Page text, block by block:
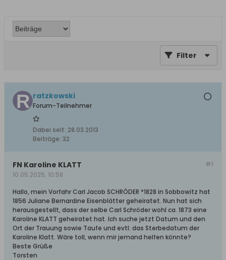
Filter
ratzkowski
Forum-Teilnehmer
Dabei seit: 28.03.2013
Beiträge: 32
#1
FN Karoline KLATT
10.05.2025, 10:58
Hallo, mein Vorfahr Carl Jacob SCHRÖDER *1828 in Sobbowitz hat
1856 Juliane Bernardine Eisenblätter geheiratet. Nun hat sich
herausgestellt, dass der selbe Carl Schröder wohl ca. 1873 eine
Karoline KLATT geheiratet hat. Ich suche jetzt Datum und den
Ort der Trauung sowie Taufe und evtl. das Sterbedatum der
Karoline Klatt. Wäre toll, wenn mir jemand helfen könnte?
Beste Grüße
Torsten